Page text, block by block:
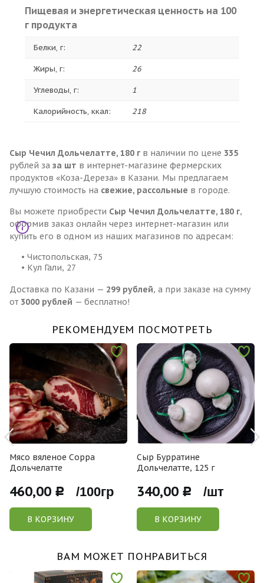
Пищевая и энергетическая ценность на 100
г продукта
Белки, г: 22
Жиры, г: 26
Углеводы, г: 1
Калорийность, ккал: 218
Сыр Чечил Дольчелатте, 180 г в наличии по цене 335
рублей за за шт в интернет-магазине фермерских
продуктов «Коза-Дереза» в Казани. Мы предлагаем
лучшую стоимость на свежие, рассольные в городе.
Вы можете приобрести Сыр Чечил Дольчелатте, 180 г,
оформив заказ онлайн через интернет-магазин или
купить его в одном из наших магазинов по адресам:
• Чистопольская, 75
• Кул Гали, 27
Доставка по Казани — 299 рублей, а при заказе на сумму
от 3000 рублей — бесплатно!
РЕКОМЕНДУЕМ ПОСМОТРЕТЬ
Мясо вяленое Сорра
Дольчелатте
460,00 Р /100гр
В КОРЗИНУ
Сыр Бурратине
Дольчелатте, 125 г
340,00 Р /шт
В КОРЗИНУ
ВАМ МОЖЕТ ПОНРАВИТЬСЯ